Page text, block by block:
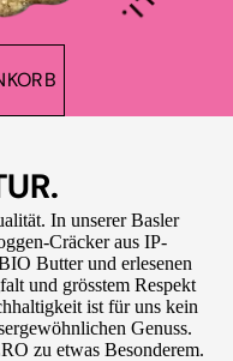
In unserer Basler
Cräcker aus IP-
Butter und erlesenen
und grösstem Respekt
ist für uns kein
Genuss.
zu etwas Besonderem.